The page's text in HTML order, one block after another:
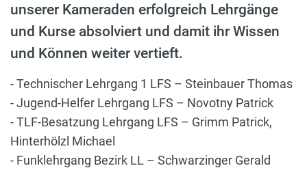
unserer Kameraden erfolgreich Lehrgänge
und Kurse absolviert und damit ihr Wissen
und Können weiter vertieft.
- Technischer Lehrgang 1 LFS – Steinbauer Thomas
- Jugend-Helfer Lehrgang LFS – Novotny Patrick
- TLF-Besatzung Lehrgang LFS – Grimm Patrick,
Hinterhölzl Michael
- Funklehrgang Bezirk LL – Schwarzinger Gerald